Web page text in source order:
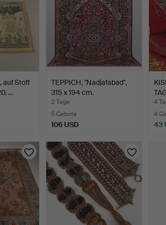
auf Stoff
…
TEPPICH, "Nadjafabad",
315 x 194 cm.
2 Tage
5 Gebote
106 USD
4
4
43